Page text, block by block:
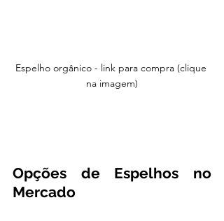
Espelho orgânico - link para compra (clique
na imagem)
Opções de Espelhos no
Mercado